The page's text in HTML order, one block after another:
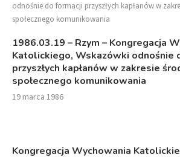
odnośnie do formacji przyszłych kapłanów w
społecznego komunikowania
1986.03.19 – Rzym – Kongregacja
Katolickiego, Wskazówki odnośnie
przyszłych kapłanów w zakresie
społecznego komunikowania
19 marca 1986
Kongregacja Wychowania